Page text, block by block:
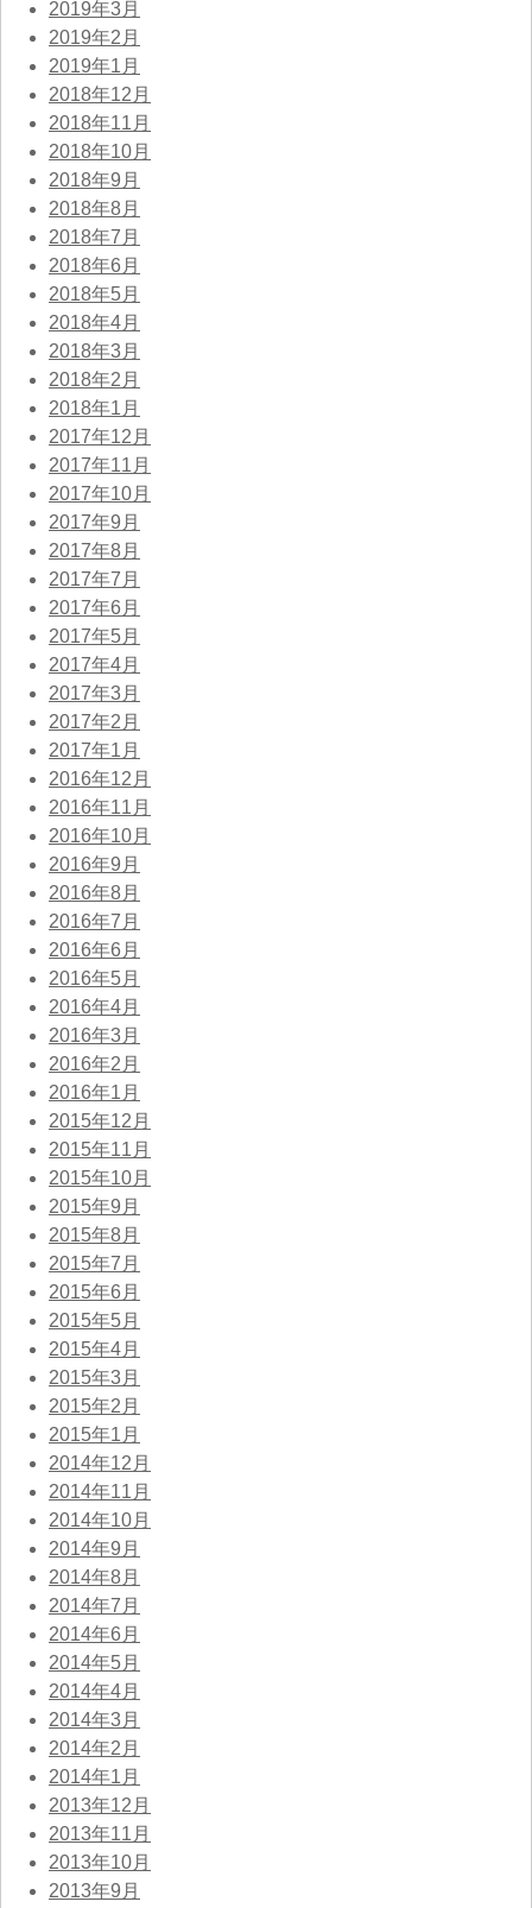
2019年3月
2019年2月
2019年1月
2018年12月
2018年11月
2018年10月
2018年9月
2018年8月
2018年7月
2018年6月
2018年5月
2018年4月
2018年3月
2018年2月
2018年1月
2017年12月
2017年11月
2017年10月
2017年9月
2017年8月
2017年7月
2017年6月
2017年5月
2017年4月
2017年3月
2017年2月
2017年1月
2016年12月
2016年11月
2016年10月
2016年9月
2016年8月
2016年7月
2016年6月
2016年5月
2016年4月
2016年3月
2016年2月
2016年1月
2015年12月
2015年11月
2015年10月
2015年9月
2015年8月
2015年7月
2015年6月
2015年5月
2015年4月
2015年3月
2015年2月
2015年1月
2014年12月
2014年11月
2014年10月
2014年9月
2014年8月
2014年7月
2014年6月
2014年5月
2014年4月
2014年3月
2014年2月
2014年1月
2013年12月
2013年11月
2013年10月
2013年9月